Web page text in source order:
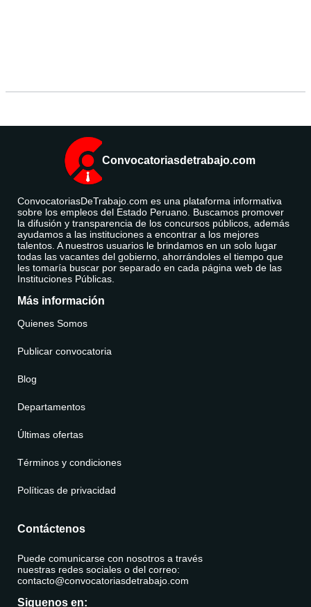
Convocatoriasdetrabajo.com
ConvocatoriasDeTrabajo.com es una plataforma informativa
sobre los empleos del Estado Peruano. Buscamos promover
la difusión y transparencia de los concursos públicos, además
ayudamos a las instituciones a encontrar a los mejores
talentos. A nuestros usuarios le brindamos en un solo lugar
todas las vacantes del gobierno, ahorrándoles el tiempo que
les tomaría buscar por separado en cada página web de las
Instituciones Públicas.
Más información
Quienes Somos
Publicar convocatoria
Blog
Departamentos
Últimas ofertas
Términos y condiciones
Políticas de privacidad
Contáctenos
Puede comunicarse con nosotros a través
nuestras redes sociales o del correo:
contacto@convocatoriasdetrabajo.com
Siguenos en: